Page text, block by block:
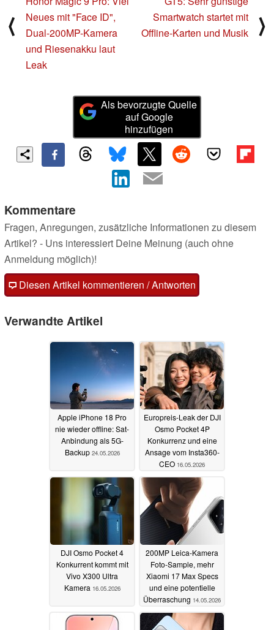
⟨
Neues mit "Face ID",
Dual-200MP-Kamera
und Riesenakku laut
Leak
Smartwatch startet mit
Offline-Karten und Musik
⟩
Als bevorzugte Quelle
auf Google
hinzufügen
Kommentare
Fragen, Anregungen, zusätzliche Informationen zu diesem
Artikel? - Uns interessiert Deine Meinung (auch ohne
Anmeldung möglich)!
Diesen Artikel kommentieren / Antworten
Verwandte Artikel
Apple iPhone 18 Pro
nie wieder offline: Sat-
Anbindung als 5G-
Backup 24.05.2026
Europreis-Leak der DJI
Osmo Pocket 4P
Konkurrenz und eine
Ansage vom Insta360-
CEO 16.05.2026
DJI Osmo Pocket 4
Konkurrent kommt mit
Vivo X300 Ultra
Kamera 16.05.2026
200MP Leica-Kamera
Foto-Sample, mehr
Xiaomi 17 Max Specs
und eine potentielle
Überraschung 14.05.2026